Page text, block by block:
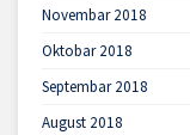
Novembar 2018
Oktobar 2018
Septembar 2018
August 2018